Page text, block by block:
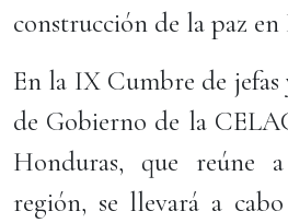
construcción de la paz
En la IX Cumbre de jefas
de Gobierno de la
Honduras, que reúne
región, se llevará a